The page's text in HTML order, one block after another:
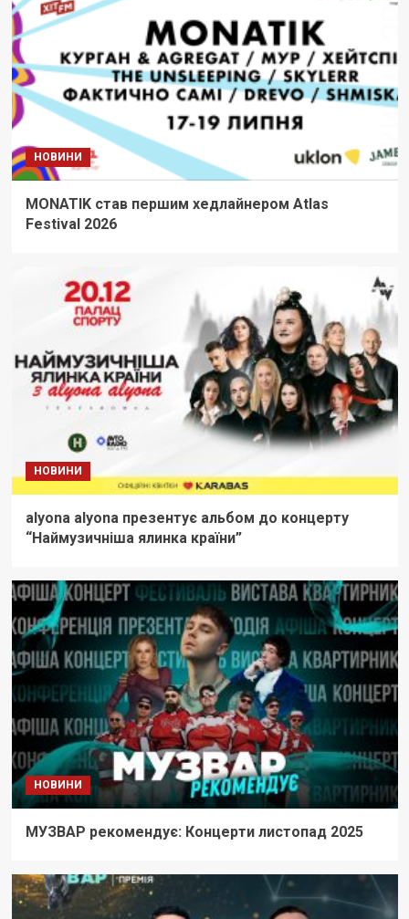
НОВИНИ
MONATIK став першим хедлайнером Atlas
Festival 2026
НОВИНИ
alyona alyona презентує альбом до концерту
“Наймузичніша ялинка країни”
НОВИНИ
МУЗВАР рекомендує: Концерти листопад 2025